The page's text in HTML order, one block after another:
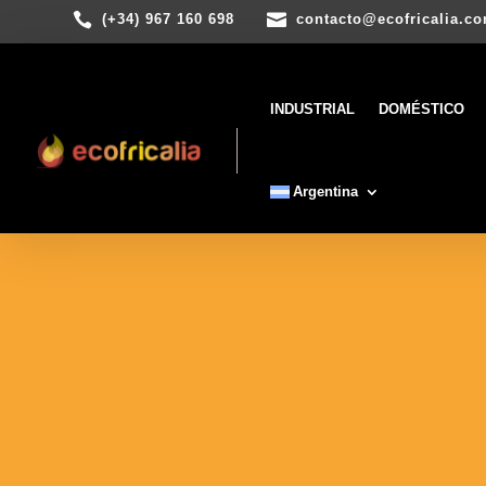
 (+34) 967 160 698 
INDUSTRIAL DOMÉSTICO
Argentina